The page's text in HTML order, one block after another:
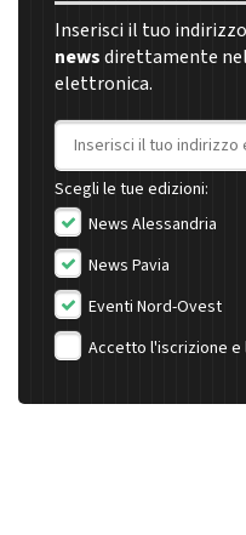
Inserisci il tuo
newsdirettamente
elettronica.
Indirizzo email
Scegli le tue edizioni:
News Alessandria
News Pavia
Eventi Nord-Ovest
Accetto l'iscrizione e